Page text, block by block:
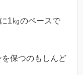
1㎏のペースで
保つのもしんど